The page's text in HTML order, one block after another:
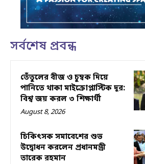
সর্বশেষ প্রবন্ধ
তেঁতুলের বীজ ও চুম্বক দিয়ে
পানিতে থাকা মাইক্রোপ্লাস্টিক দূর:
বিশ্ব জয় করল ৩ শিক্ষার্থী
August 8, 2026
চিকিৎসক সমাবেশের শুভ
উদ্বোধন করলেন প্রধানমন্ত্রী
তারেক রহমান